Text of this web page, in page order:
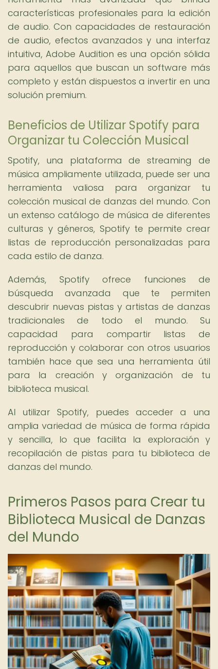
características profesionales para la edición
de audio. Con capacidades de restauración
de audio, efectos avanzados y una interfaz
intuitiva, Adobe Audition es una opción sólida
para aquellos que buscan un software más
completo y están dispuestos a invertir en una
solución premium.
Beneficios de Utilizar Spotify para
Organizar tu Colección Musical
Spotify, una plataforma de streaming de
música ampliamente utilizada, puede ser una
herramienta valiosa para organizar tu
colección musical de danzas del mundo. Con
un extenso catálogo de música de diferentes
culturas y géneros, Spotify te permite crear
listas de reproducción personalizadas para
cada estilo de danza.
Además, Spotify ofrece funciones de
búsqueda avanzada que te permiten
descubrir nuevas pistas y artistas de danzas
tradicionales de todo el mundo. Su
capacidad para compartir listas de
reproducción y colaborar con otros usuarios
también hace que sea una herramienta útil
para la creación y organización de tu
biblioteca musical.
Al utilizar Spotify, puedes acceder a una
amplia variedad de música de forma rápida
y sencilla, lo que facilita la exploración y
recopilación de pistas para tu biblioteca de
danzas del mundo.
Primeros Pasos para Crear tu
Biblioteca Musical de Danzas
del Mundo